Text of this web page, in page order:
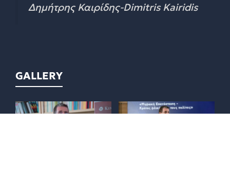
Δημήτρης Καιρίδης-Dimitris Kairidis
GALLERY